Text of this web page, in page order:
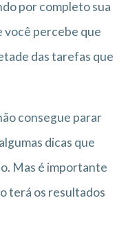
por completo sua
você percebe que
das tarefas que
consegue parar
dicas que
Mas é importante
terá os resultados